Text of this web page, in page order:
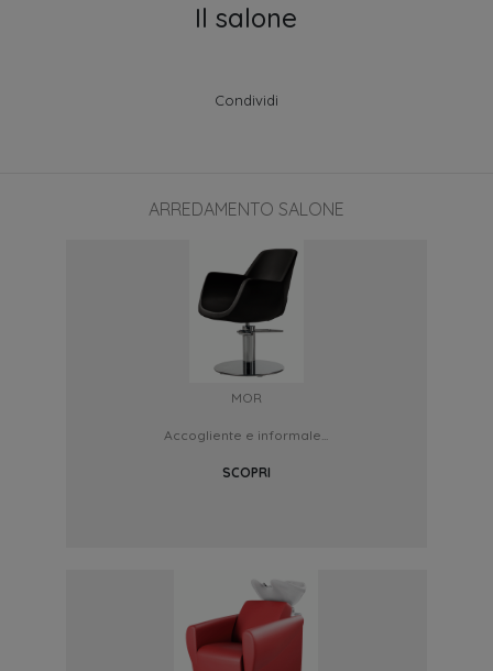
Il salone
Condividi
ARREDAMENTO SALONE
MOR
Accogliente e informale...
SCOPRI